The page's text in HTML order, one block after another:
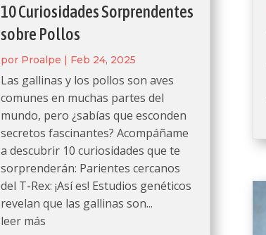
10 Curiosidades Sorprendentes
sobre Pollos
por Proalpe | Feb 24, 2025
Las gallinas y los pollos son aves
comunes en muchas partes del
mundo, pero ¿sabías que esconden
secretos fascinantes? Acompáñame
a descubrir 10 curiosidades que te
sorprenderán: Parientes cercanos
del T-Rex: ¡Así es! Estudios genéticos
revelan que las gallinas son...
leer más